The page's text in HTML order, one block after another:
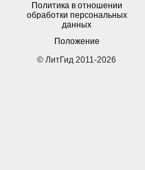
Политика в отношении
обработки персональных
данных
Положение
© ЛитГид 2011-2026